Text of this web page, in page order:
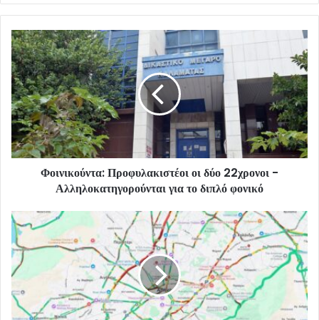
Φοινικούντα: Προφυλακιστέοι οι δύο 22χρονοι -
Αλληλοκατηγορούνται για το διπλό φονικό